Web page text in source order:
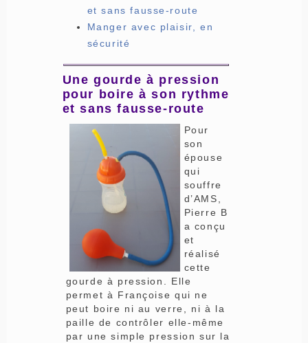
et sans fausse-route
Manger avec plaisir, en
sécurité
Une gourde à pression
pour boire à son rythme
et sans fausse-route
Pour
son
épouse
qui
souffre
d’AMS,
Pierre B
a conçu
et
réalisé
cette
gourde à pression. Elle
permet à Françoise qui ne
peut boire ni au verre, ni à la
paille de contrôler elle-même
par une simple pression sur la